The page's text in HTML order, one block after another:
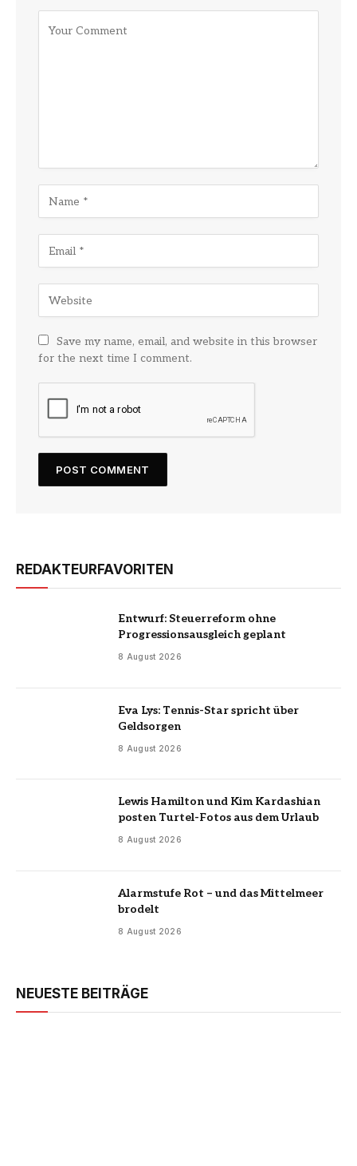
Save my name, email, and website in this browser
for the next time I comment.
REDAKTEURFAVORITEN
Entwurf: Steuerreform ohne
Progressionsausgleich geplant
8 August 2026
Eva Lys: Tennis-Star spricht über
Geldsorgen
8 August 2026
Lewis Hamilton und Kim Kardashian
posten Turtel-Fotos aus dem Urlaub
8 August 2026
Alarmstufe Rot – und das Mittelmeer
brodelt
8 August 2026
NEUESTE BEITRÄGE